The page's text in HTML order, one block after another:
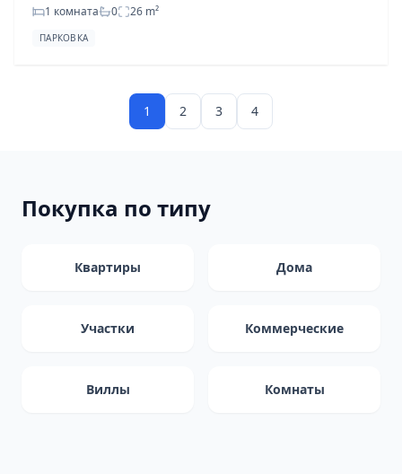
1 комната 0 26 m²
ПАРКОВКА
1 2 3 4
Покупка по типу
Квартиры Дома
Участки Коммерческие
Виллы Комнаты